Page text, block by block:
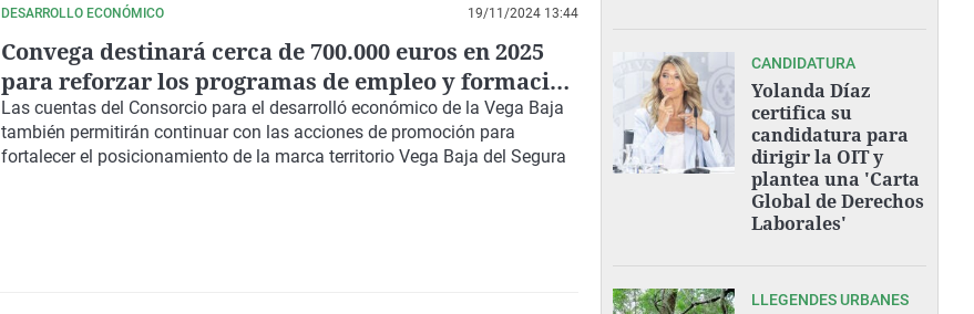
DESARROLLO ECONÓMICO 19/11/2024 13:44
Convega destinará cerca de 700.000 euros en 2025
para reforzar los programas de empleo y formación
en la Vega Baja
Las cuentas del Consorcio para el desarrolló económico de la Vega Baja
también permitirán continuar con las acciones de promoción para
fortalecer el posicionamiento de la marca territorio Vega Baja del Segura
CANDIDATURA
Yolanda Díaz
certifica su
candidatura para
dirigir la OIT y
plantea una 'Carta
Global de Derechos
Laborales'
LLEGENDES URBANES